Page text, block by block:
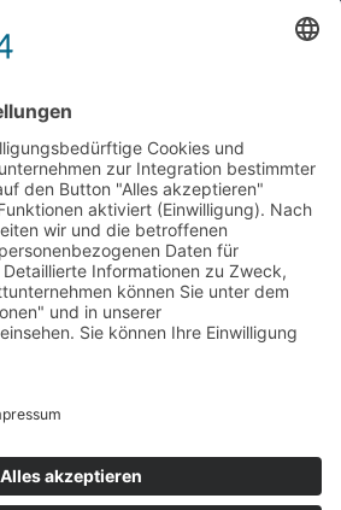
e.V.
München, Sozialreferat
jetzt
Newsletter!
bleiben